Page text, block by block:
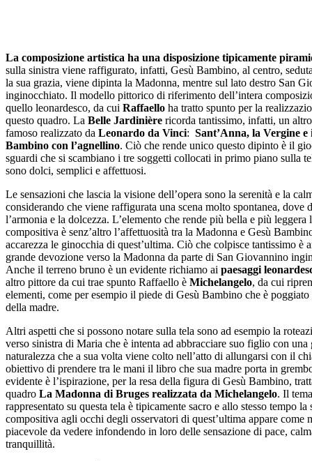
La composizione artistica ha una disposizione tipicamente
sulla sinistra viene raffigurato, infatti, Gesù Bambino, al centro,
la sua grazia, viene dipinta la Madonna, mentre sul lato destro San
inginocchiato. Il modello pittorico di riferimento dell’intera
quello leonardesco, da cui Raffaello ha tratto spunto per la
questo quadro. La Belle Jardinière ricorda tantissimo, infatti, un
famoso realizzato da Leonardo da Vinci: Sant’Anna, la Vergine e
Bambino con l’agnellino. Ciò che rende unico questo dipinto è il
sguardi che si scambiano i tre soggetti collocati in primo piano sulla
sono dolci, semplici e affettuosi.
Le sensazioni che lascia la visione dell’opera sono la serenità e la
considerando che viene raffigurata una scena molto spontanea, dove
l’armonia e la dolcezza. L’elemento che rende più bella e più leggera
compositiva è senz’altro l’affettuosità tra la Madonna e Gesù
accarezza le ginocchia di quest’ultima. Ciò che colpisce tantissimo è
grande devozione verso la Madonna da parte di San Giovannino
Anche il terreno bruno è un evidente richiamo ai paesaggi
altro pittore da cui trae spunto Raffaello è Michelangelo, da cui
elementi, come per esempio il piede di Gesù Bambino che è
della madre.
Altri aspetti che si possono notare sulla tela sono ad esempio la
verso sinistra di Maria che è intenta ad abbracciare suo figlio con una
naturalezza che a sua volta viene colto nell’atto di allungarsi con il
obiettivo di prendere tra le mani il libro che sua madre porta in
evidente è l’ispirazione, per la resa della figura di Gesù Bambino,
quadro La Madonna di Bruges realizzata da Michelangelo. Il tema
rappresentato su questa tela è tipicamente sacro e allo stesso tempo la
compositiva agli occhi degli osservatori di quest’ultima appare come
piacevole da vedere infondendo in loro delle sensazione di pace,
tranquillità.